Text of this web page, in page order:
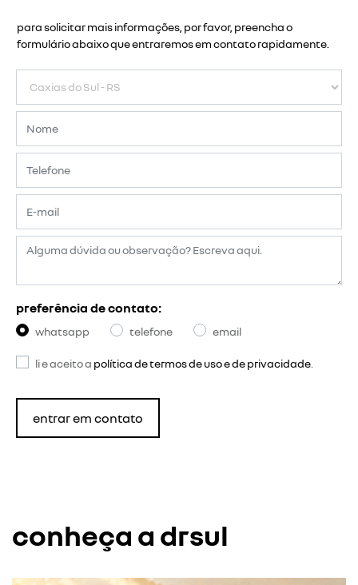
para solicitar mais informações, por favor, preencha o
formulário abaixo que entraremos em contato rapidamente.
preferência de contato:
whatsapp telefone email
li e aceito a política de termos de uso e de privacidade
entrar em contato
conheça a drsul